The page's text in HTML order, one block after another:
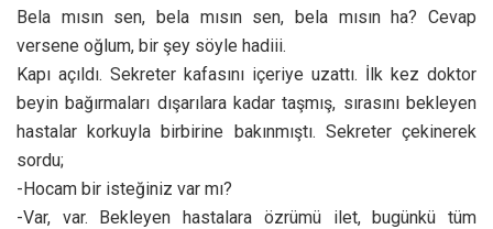
Bela mısın sen, bela mısın sen, bela mısın ha? Cevap
versene oğlum, bir şey söyle hadiii.
Kapı açıldı. Sekreter kafasını içeriye uzattı. İlk kez doktor
beyin bağırmaları dışarılara kadar taşmış, sırasını bekleyen
hastalar korkuyla birbirine bakınmıştı. Sekreter çekinerek
sordu;
-Hocam bir isteğiniz var mı?
-Var, var. Bekleyen hastalara özrümü ilet, bugünkü tüm